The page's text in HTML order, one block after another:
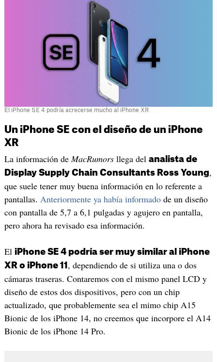
El iPhone SE 4 podría acrecerse mucho al iPhone XR
Un iPhone SE con el diseño de un iPhone
XR
La información deMacRumorsllega del analista de
Display Supply Chain Consultants Ross Young,
que suele tener muy buena información en lo referente a
pantallas. Anteriormente ya había informadode un diseño
con pantalla de 5,7 a 6,1 pulgadas y agujero en pantalla,
pero ahora ha revisado esa información.
El iPhone SE 4 podría ser muy similar al iPhone
XR o iPhone 11 , dependiendo de si utiliza una o dos
cámaras traseras. Contaremos con el mismo panel LCD y
diseño de estos dos dispositivos, pero con un chip
actualizado, que probablemente sea el mimo chip A15
Bionic de los iPhone 14, no creemos que incorpore el A14
Bionic de los iPhone 14 Pro.